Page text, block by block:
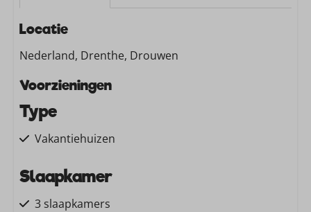
Locatie
Nederland, Drenthe, Drouwen
Voorzieningen
Type
Vakantiehuizen
Slaapkamer
3 slaapkamers